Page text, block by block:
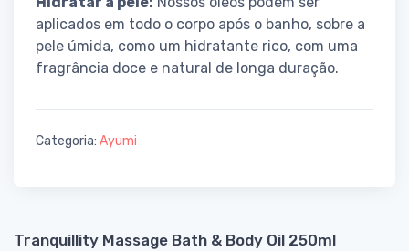
aplicados em todo o corpo após o banho, sobre a
pele úmida, como um hidratante rico, com uma
fragrância doce e natural de longa duração.
Categoria: Ayumi
Tranquillity Massage Bath & Body Oil 250ml